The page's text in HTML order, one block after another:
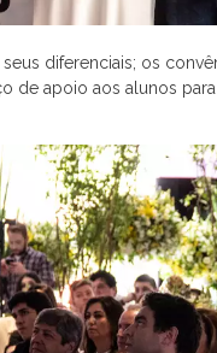
diferenciais; os
de apoio aos alunos